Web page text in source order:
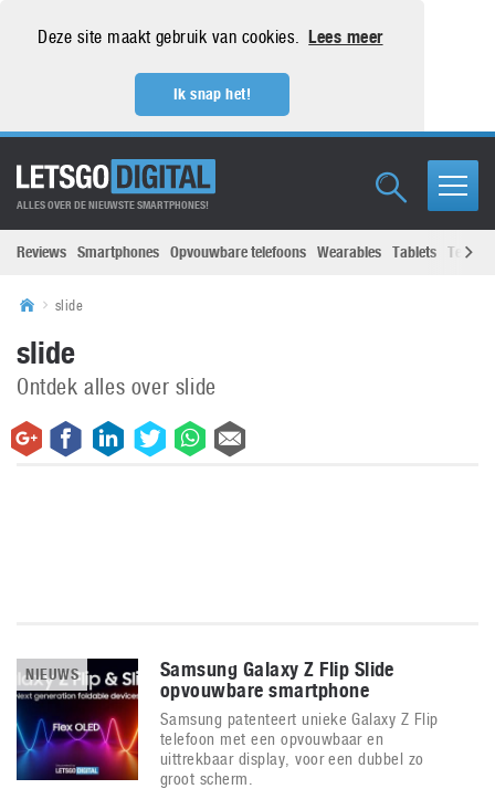
Deze site maakt gebruik van cookies. Lees meer
Ik snap het!
ALLES OVER DE NIEUWSTE SMARTPHONES!
Reviews Smartphones Opvouwbare telefoons Wearables Tablets
slide
slide
Ontdek alles over slide
NIEUWS
Samsung Galaxy Z Flip Slide
opvouwbare smartphone
Samsung patenteert unieke Galaxy Z Flip
telefoon met een opvouwbaar en
uittrekbaar display, voor een dubbel zo
groot scherm.